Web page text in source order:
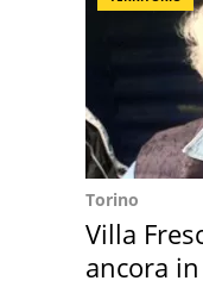
Torino
Villa
ancora